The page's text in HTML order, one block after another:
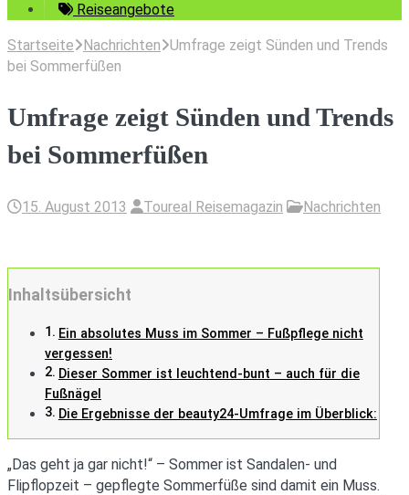
Reiseangebote
Startseite Nachrichten Umfrage zeigt Sünden und Trends
bei Sommerfüßen
Umfrage zeigt Sünden und Trends
bei Sommerfüßen
15. August 2013 Toureal Reisemagazin Nachrichten
Inhaltsübersicht
Ein absolutes Muss im Sommer – Fußpflege nicht
vergessen!
Dieser Sommer ist leuchtend-bunt – auch für die
Fußnägel
Die Ergebnisse der beauty24-Umfrage im Überblick:
„Das geht ja gar nicht!“ – Sommer ist Sandalen- und
Flipflopzeit – gepflegte Sommerfüße sind damit ein Muss.